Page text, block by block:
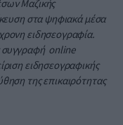
Μαζικής
στα ψηφιακά μέσα
ειδησεογραφία.
συγγραφή online
ειδησεογραφικής
της επικαιρότητας